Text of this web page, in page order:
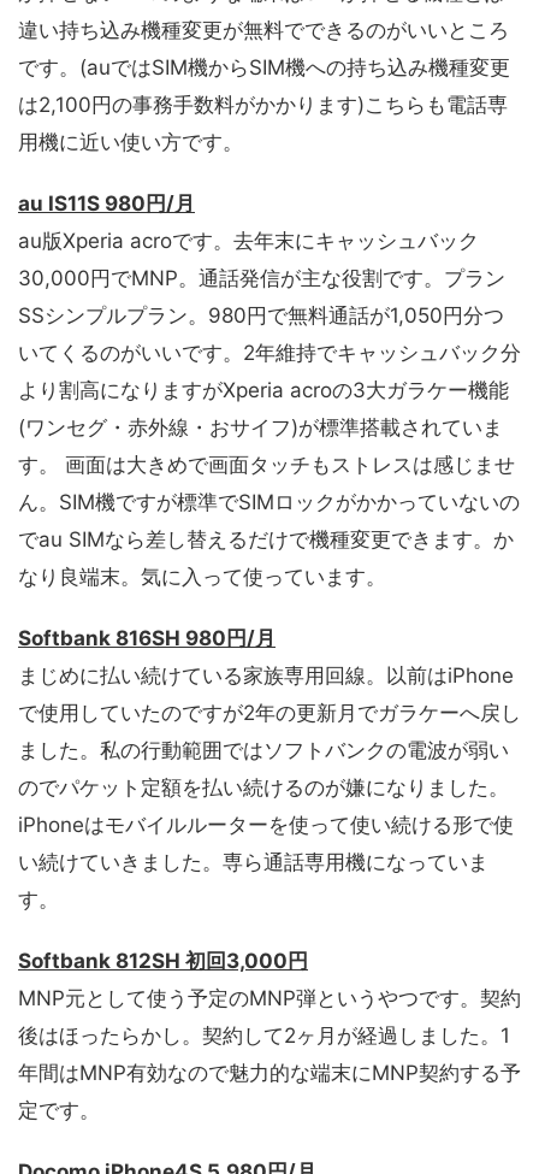
違い持ち込み機種変更が無料でできるのがいいところ
です。(auではSIM機からSIM機への持ち込み機種変更
は2,100円の事務手数料がかかります)こちらも電話専
用機に近い使い方です。
au IS11S 980円/月
au版Xperia acroです。去年末にキャッシュバック
30,000円でMNP。通話発信が主な役割です。プラン
SSシンプルプラン。980円で無料通話が1,050円分つ
いてくるのがいいです。2年維持でキャッシュバック分
より割高になりますがXperia acroの3大ガラケー機能
(ワンセグ・赤外線・おサイフ)が標準搭載されていま
す。 画面は大きめで画面タッチもストレスは感じませ
ん。SIM機ですが標準でSIMロックがかかっていないの
でau SIMなら差し替えるだけで機種変更できます。か
なり良端末。気に入って使っています。
Softbank 816SH 980円/月
まじめに払い続けている家族専用回線。以前はiPhone
で使用していたのですが2年の更新月でガラケーへ戻し
ました。私の行動範囲ではソフトバンクの電波が弱い
のでパケット定額を払い続けるのが嫌になりました。
iPhoneはモバイルルーターを使って使い続ける形で使
い続けていきました。専ら通話専用機になっていま
す。
Softbank 812SH 初回3,000円
MNP元として使う予定のMNP弾というやつです。契約
後はほったらかし。契約して2ヶ月が経過しました。1
年間はMNP有効なので魅力的な端末にMNP契約する予
定です。